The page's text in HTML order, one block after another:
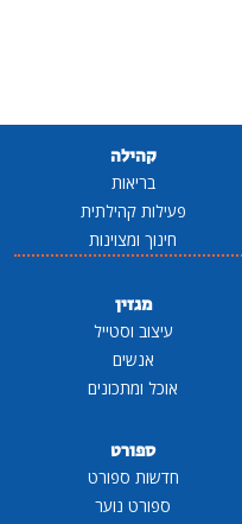
קהילה
בריאות
פעילות קהילתית
חינוך ומצוינות
מגזין
עיצוב וסטייל
אנשים
אוכל ומתכונים
ספורט
חדשות ספורט
ספורט נוער